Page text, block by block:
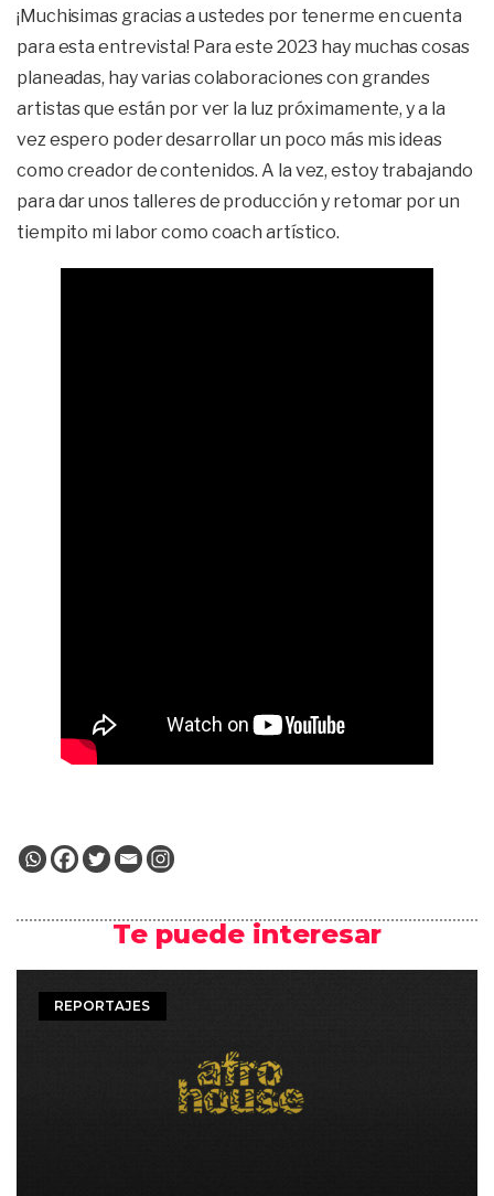
¡Muchisimas gracias a ustedes por tenerme en cuenta
para esta entrevista! Para este 2023 hay muchas cosas
planeadas, hay varias colaboraciones con grandes
artistas que están por ver la luz próximamente, y a la
vez espero poder desarrollar un poco más mis ideas
como creador de contenidos. A la vez, estoy trabajando
para dar unos talleres de producción y retomar por un
tiempito mi labor como coach artístico.
Te puede interesar
REPORTAJES